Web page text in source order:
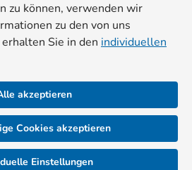
zu können, verwenden wir
zu den von uns
Sie in den individuellen
akzeptieren
Cookies akzeptieren
Einstellungen